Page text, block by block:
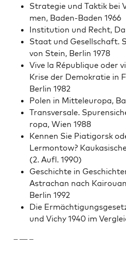
Strate­gie und Tak­tik
men, Baden-Baden 1966
Insti­tu­tion und Recht,
Staat und Gesellschaft.
von Stein, Berlin 1978
Vive la République oder
Krise der Demokratie in
Berlin 1982
Polen in Mit­teleu­ropa,
Trans­ver­sale.
ropa, Wien 1988
Ken­nen Sie Piatig­orsk
Ler­mon­tow?
(2. Aufl. 1990)
Geschichte in
Astra­chan nach
Berlin 1992
Die
und Vichy 1940 im
– — –